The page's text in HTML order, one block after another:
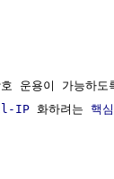
운용이 가능하도
IP 화하려는 핵